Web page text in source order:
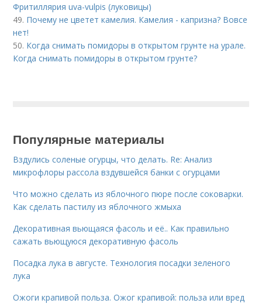
Фритиллярия uva-vulpis (луковицы)
49. Почему не цветет камелия. Камелия - капризна? Вовсе
нет!
50. Когда снимать помидоры в открытом грунте на урале.
Когда снимать помидоры в открытом грунте?
Популярные материалы
Вздулись соленые огурцы, что делать. Re: Анализ
микрофлоры рассола вздувшейся банки с огурцами
Что можно сделать из яблочного пюре после соковарки.
Как сделать пастилу из яблочного жмыха
Декоративная вьющаяся фасоль и её.. Как правильно
сажать вьющуюся декоративную фасоль
Посадка лука в августе. Технология посадки зеленого
лука
Ожоги крапивой польза. Ожог крапивой: польза или вред